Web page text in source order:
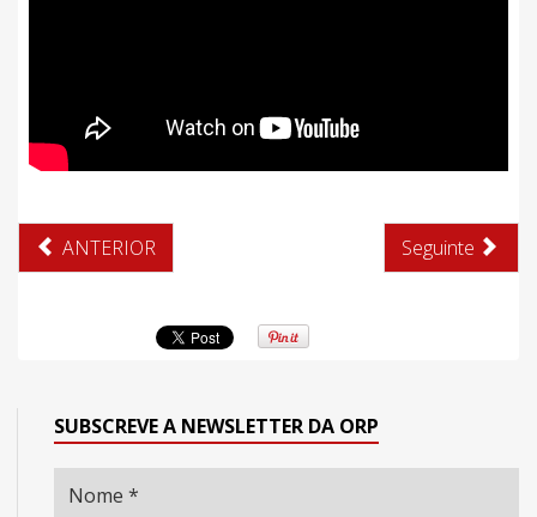
ANTERIOR Seguinte
SUBSCREVE A NEWSLETTER DA ORP
Nome *